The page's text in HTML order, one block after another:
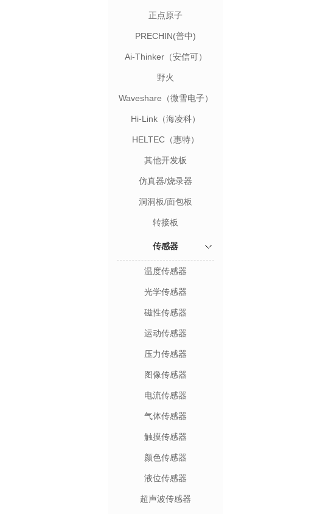
正点原子
PRECHIN(普中)
Ai-Thinker（安信可）
野火
Waveshare（微雪电子）
Hi-Link（海凌科）
HELTEC（惠特）
其他开发板
仿真器/烧录器
洞洞板/面包板
转接板
传感器
温度传感器
光学传感器
磁性传感器
运动传感器
压力传感器
图像传感器
电流传感器
气体传感器
触摸传感器
颜色传感器
液位传感器
超声波传感器